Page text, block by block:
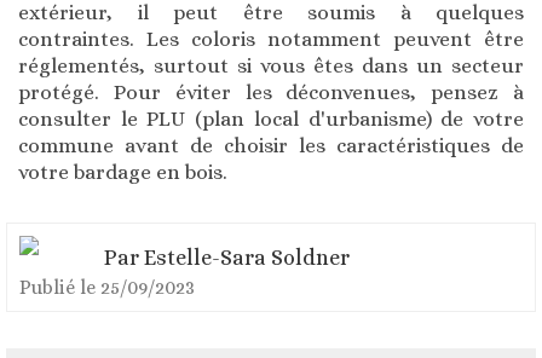
extérieur, il peut être soumis à quelques
contraintes. Les coloris notamment peuvent être
réglementés, surtout si vous êtes dans un secteur
protégé. Pour éviter les déconvenues, pensez à
consulter le PLU (plan local d'urbanisme) de votre
commune avant de choisir les caractéristiques de
votre bardage en bois.
Par Estelle-Sara Soldner
Publié le 25/09/2023